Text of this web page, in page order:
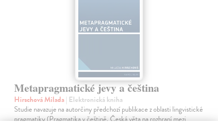
Metapragmatické jevy a čeština
Hirschová Milada| Elektronická kniha
Studie navazuje na autorčiny předchozí publikace z oblasti lingvistické
pragmatiky (Pragmatika v češtině, Česká věta na rozhraní mezi